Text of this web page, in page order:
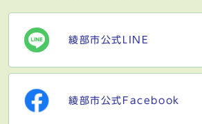
綾部市公式LINE
綾部市公式Facebook